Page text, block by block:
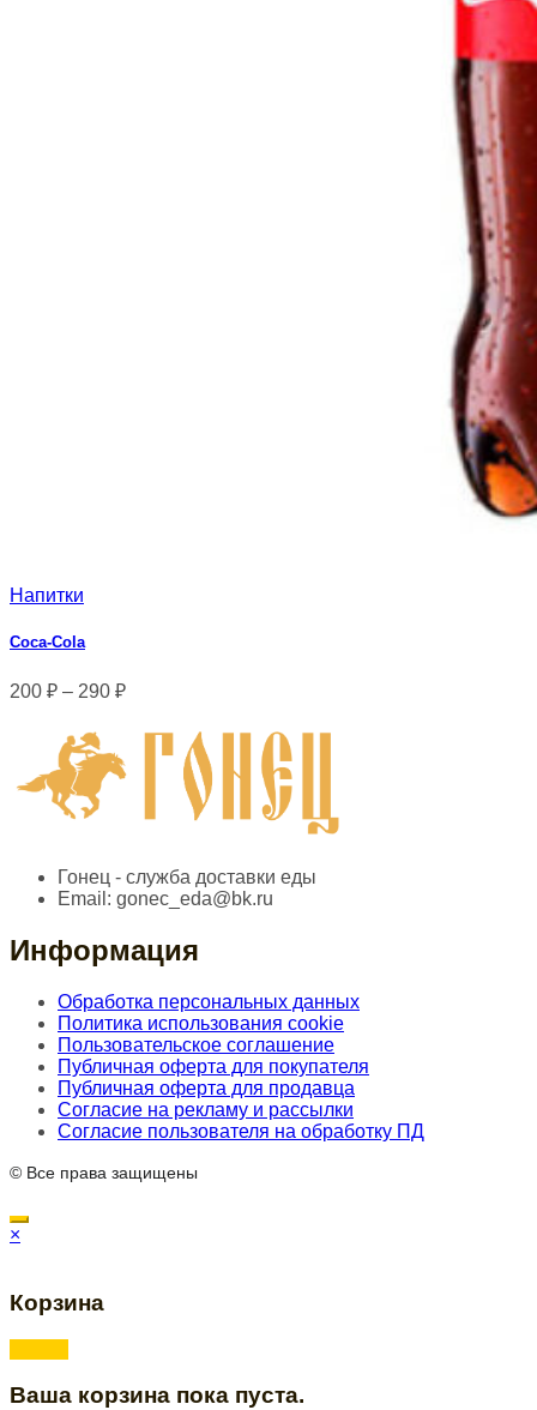
Напитки
Coca‑Cola
200 ₽ – 290 ₽
Гонец - служба доставки еды
Email: gonec_eda@bk.ru
Информация
Обработка персональных данных
Политика использования cookie
Пользовательское соглашение
Публичная оферта для покупателя
Публичная оферта для продавца
Согласие на рекламу и рассылки
Согласие пользователя на обработку ПД
© Все права защищены
×
Корзина
Ваша корзина пока пуста.